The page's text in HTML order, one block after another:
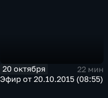
20 октября
22 мин
Эфир от 20.10.2015 (08:55)